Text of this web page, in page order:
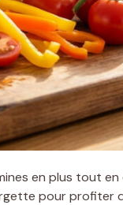
en plus tout
pour profiter